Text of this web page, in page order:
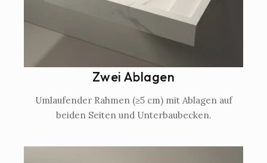
Zwei Ablagen
Umlaufender Rahmen (≥5 cm) mit Ablagen auf
beiden Seiten und Unterbaubecken.